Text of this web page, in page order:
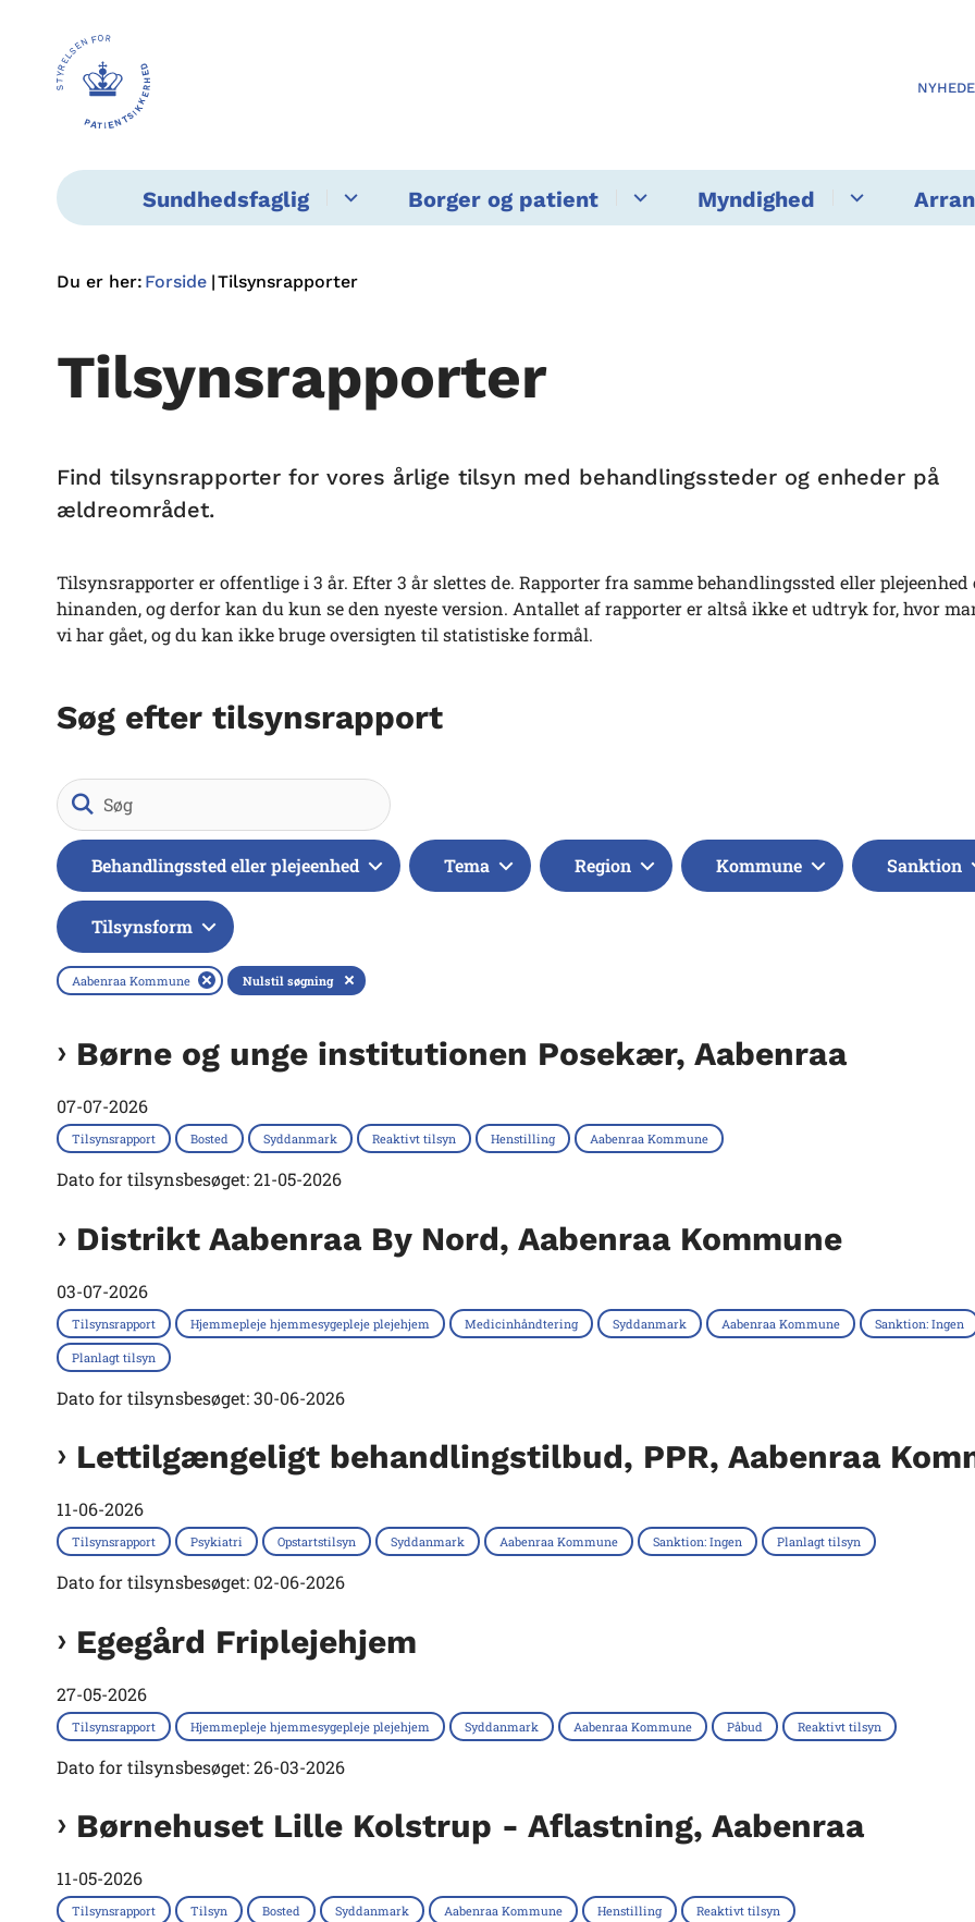
Sundhedsfaglig Borger og patient Myndighed
Du er her: Forside Tilsynsrapporter
Tilsynsrapporter
Find tilsynsrapporter for vores årlige tilsyn med behandlingssteder og enheder på
ældreområdet.
Tilsynsrapporter er offentlige i 3 år. Efter 3 år slettes de. Rapporter fra samme behandlingssted eller
hinanden, og derfor kan du kun se den nyeste version. Antallet af rapporter er altså ikke et udtryk for, hvor
vi har gået, og du kan ikke bruge oversigten til statistiske formål.
Søg efter tilsynsrapport
Behandlingssted eller plejeenhed Tema Region Kommune Sanktion
Tilsynsform
Aabenraa Kommune Nulstil søgning
Børne og unge institutionen Posekær, Aabenraa
07-07-2026
Tilsynsrapport Bosted Syddanmark Reaktivt tilsyn Henstilling Aabenraa Kommune
Dato for tilsynsbesøget: 21-05-2026
Distrikt Aabenraa By Nord, Aabenraa Kommune
03-07-2026
Tilsynsrapport Hjemmepleje hjemmesygepleje plejehjem Medicinhåndtering Syddanmark Aabenraa Kommune Sanktion: Ingen
Planlagt tilsyn
Dato for tilsynsbesøget: 30-06-2026
Lettilgængeligt behandlingstilbud, PPR, Aabenraa
11-06-2026
Tilsynsrapport Psykiatri Opstartstilsyn Syddanmark Aabenraa Kommune Sanktion: Ingen Planlagt tilsyn
Dato for tilsynsbesøget: 02-06-2026
Egegård Friplejehjem
27-05-2026
Tilsynsrapport Hjemmepleje hjemmesygepleje plejehjem Syddanmark Aabenraa Kommune Påbud Reaktivt tilsyn
Dato for tilsynsbesøget: 26-03-2026
Børnehuset Lille Kolstrup - Aflastning, Aabenraa
11-05-2026
Tilsynsrapport Tilsyn Bosted Syddanmark Aabenraa Kommune Henstilling Reaktivt tilsyn